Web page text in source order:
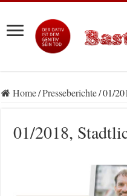
Home/Presseberichte/01/
01/2018,